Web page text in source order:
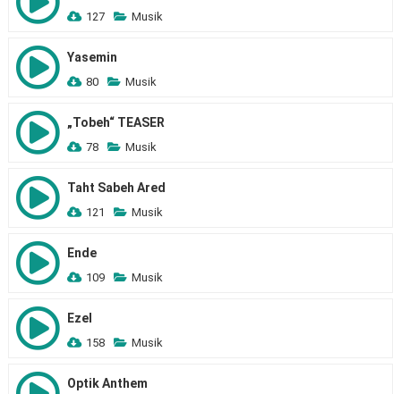
127 Musik
Yasemin
80 Musik
„Tobeh“ TEASER
78 Musik
Taht Sabeh Ared
121 Musik
Ende
109 Musik
Ezel
158 Musik
Optik Anthem